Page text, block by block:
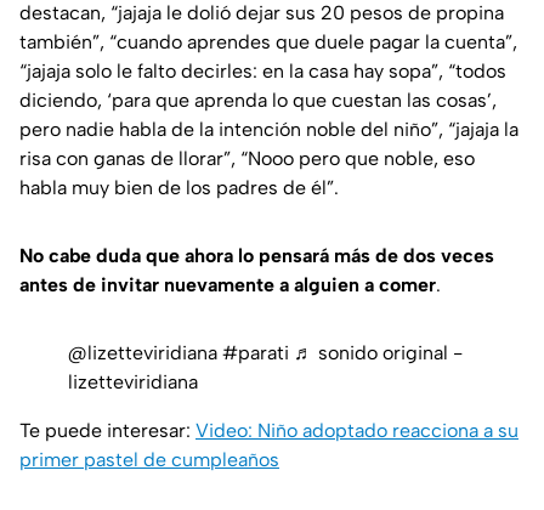
destacan, “jajaja le dolió dejar sus 20 pesos de propina
también”, “cuando aprendes que duele pagar la cuenta”,
“jajaja solo le falto decirles: en la casa hay sopa”, “todos
diciendo, ‘para que aprenda lo que cuestan las cosas’,
pero nadie habla de la intención noble del niño”, “jajaja la
risa con ganas de llorar”, “Nooo pero que noble, eso
habla muy bien de los padres de él”.
No cabe duda que ahora lo pensará más de dos veces
antes de invitar nuevamente a alguien a comer.
@lizetteviridiana #parati ♬ sonido original -
lizetteviridiana
Te puede interesar: Video: Niño adoptado reacciona a su
primer pastel de cumpleaños